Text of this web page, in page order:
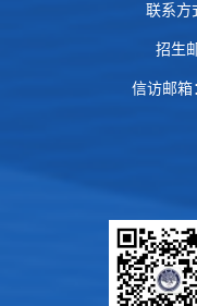
联系方
招生
信访邮箱